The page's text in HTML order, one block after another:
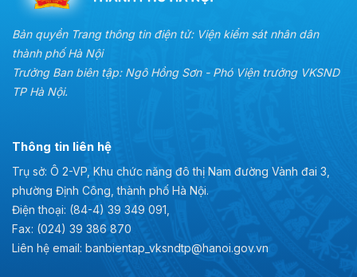
Bản quyền Trang thông tin điện tử: Viện kiểm sát nhân dân
thành phố Hà Nội
Trưởng Ban biên tập: Ngô Hồng Sơn - Phó Viện trưởng VKSND
TP Hà Nội.
Thông tin liên hệ
Trụ sở: Ô 2-VP, Khu chức năng đô thị Nam đường Vành đai 3,
phường Định Công, thành phố Hà Nội.
Điện thoại: (84-4) 39 349 091,
Fax: (024) 39 386 870
Liên hệ email: banbientap_vksndtp@hanoi.gov.vn